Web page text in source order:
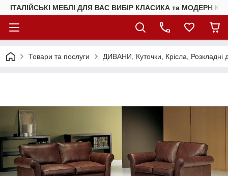
ІТАЛІЙСЬКІ МЕБЛІ ДЛЯ ВАС ВИБІР КЛАСИКА та МОДЕРН
Товари та послуги ДИВАНИ, Куточки, Крісла, Розкладні